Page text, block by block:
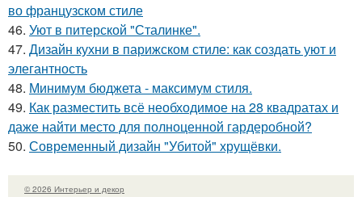
во французском стиле
46. Уют в питерской "Сталинке".
47. Дизайн кухни в парижском стиле: как создать уют и
элегантность
48. Минимум бюджета - максимум стиля.
49. Как разместить всё необходимое на 28 квадратах и
даже найти место для полноценной гардеробной?
50. Современный дизайн "Убитой" хрущёвки.
© 2026 Интерьер и декор